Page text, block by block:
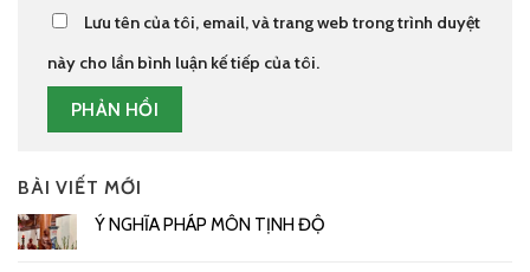
BÀI VIẾT MỚI
Ý NGHĨA PHÁP MÔN TỊNH ĐỘ
Lưu tên của tôi, email, và trang web trong trình duyệt
này cho lần bình luận kế tiếp của tôi.